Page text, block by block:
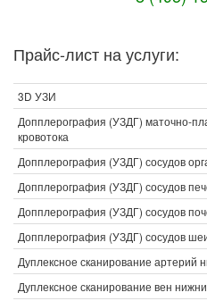
Прайс-лист на услуги:
3D УЗИ
Допплерография (УЗДГ) маточно-
кровотока
Допплерография (УЗДГ) сосудов
Допплерография (УЗДГ) сосудов
Допплерография (УЗДГ) сосудов
Допплерография (УЗДГ) сосудов
Дуплексное сканирование артерий
Дуплексное сканирование вен